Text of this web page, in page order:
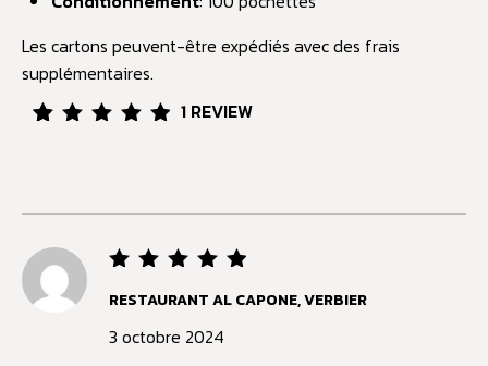
Les cartons peuvent-être expédiés avec des frais
supplémentaires.
based
customer
rating
1 REVIEW
out of
RESTAURANT AL CAPONE, VERBIER
3 octobre 2024